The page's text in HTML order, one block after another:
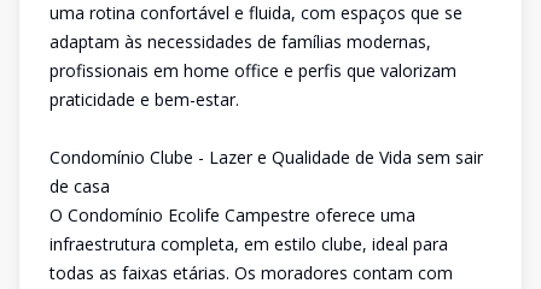
uma rotina confortável e fluida, com espaços que se
adaptam às necessidades de famílias modernas,
profissionais em home office e perfis que valorizam
praticidade e bem-estar.
Condomínio Clube - Lazer e Qualidade de Vida sem sair
de casa
O Condomínio Ecolife Campestre oferece uma
infraestrutura completa, em estilo clube, ideal para
todas as faixas etárias. Os moradores contam com